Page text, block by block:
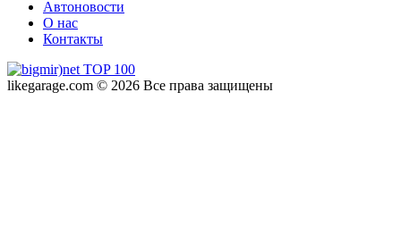
Автоновости
О нас
Контакты
likegarage.com © 2026 Все права защищены